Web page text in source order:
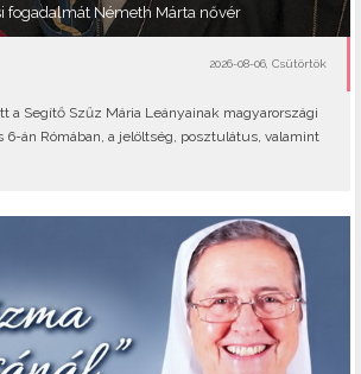
fogadalmát Németh Márta nővér
2026-08-06, Csütörtök
a Segítő Szűz Mária Leányainak magyarországi
án Rómában, a jelöltség, posztulátus, valamint